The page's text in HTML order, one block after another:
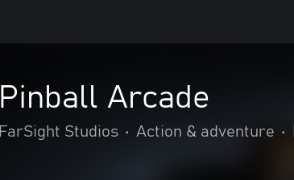
Pinball Arcade
FarSight Studios • Action & adventure •